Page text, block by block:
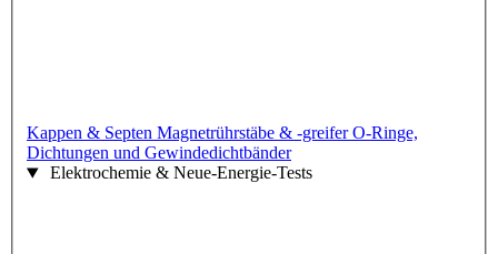
Kappen & Septen Magnetrührstäbe & -greiferO-Ringe,
Dichtungen und Gewindedichtbänder
Elektrochemie & Neue-Energie-Tests